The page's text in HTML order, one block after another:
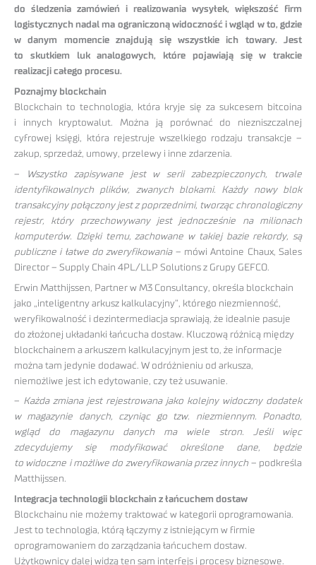
do śledzenia zamówień i realizowania wysyłek, większość firm
logistycznych nadal ma ograniczoną widoczność i wgląd w to, gdzie
w danym momencie znajdują się wszystkie ich towary. Jest
to skutkiem luk analogowych, które pojawiają się w trakcie
realizacji całego procesu.
Poznajmy blockchain
Blockchain to technologia, która kryje się za sukcesem bitcoina
i innych kryptowalut. Można ją porównać do niezniszczalnej
cyfrowej księgi, która rejestruje wszelkiego rodzaju transakcje –
zakup, sprzedaż, umowy, przelewy i inne zdarzenia.
–
Wszystko zapisywane jest w serii zabezpieczonych, trwale
identyfikowalnych plików, zwanych blokami. Każdy nowy blok
transakcyjny połączony jest z poprzednimi, tworząc chronologiczny
rejestr, który przechowywany jest jednocześnie na milionach
komputerów. Dzięki temu, zachowane w takiej bazie rekordy, są
publiczne i łatwe do zweryfikowania– mówi Antoine Chaux, Sales
Director – Supply Chain 4PL/LLP Solutions z Grupy GEFCO.
Erwin Matthijssen, Partner w M3 Consultancy, określa blockchain
jako „inteligentny arkusz kalkulacyjny”, którego niezmienność,
weryfikowalność i dezintermediacja sprawiają, że idealnie pasuje
do złożonej układanki łańcucha dostaw. Kluczową różnicą między
blockchainem a arkuszem kalkulacyjnym jest to, że informacje
można tam jedynie dodawać. W odróżnieniu od arkusza,
niemożliwe jest ich edytowanie, czy też usuwanie.
– Każda zmiana jest rejestrowana jako kolejny widoczny dodatek
w magazynie danych, czyniąc go tzw. niezmiennym. Ponadto,
wgląd do magazynu danych ma wiele stron. Jeśli więc
zdecydujemy się modyfikować określone dane, będzie
to widoczne i możliwe do zweryfikowania przez innych – podkreśla
Matthijssen.
Integracja technologii blockchain z łańcuchem dostaw
Blockchainu nie możemy traktować w kategorii oprogramowania.
Jest to technologia, którą łączymy z istniejącym w firmie
oprogramowaniem do zarządzania łańcuchem dostaw.
Użytkownicy dalej widzą ten sam interfejs i procesy biznesowe.